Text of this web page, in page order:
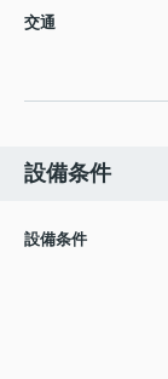
交通
設備条件
設備条件